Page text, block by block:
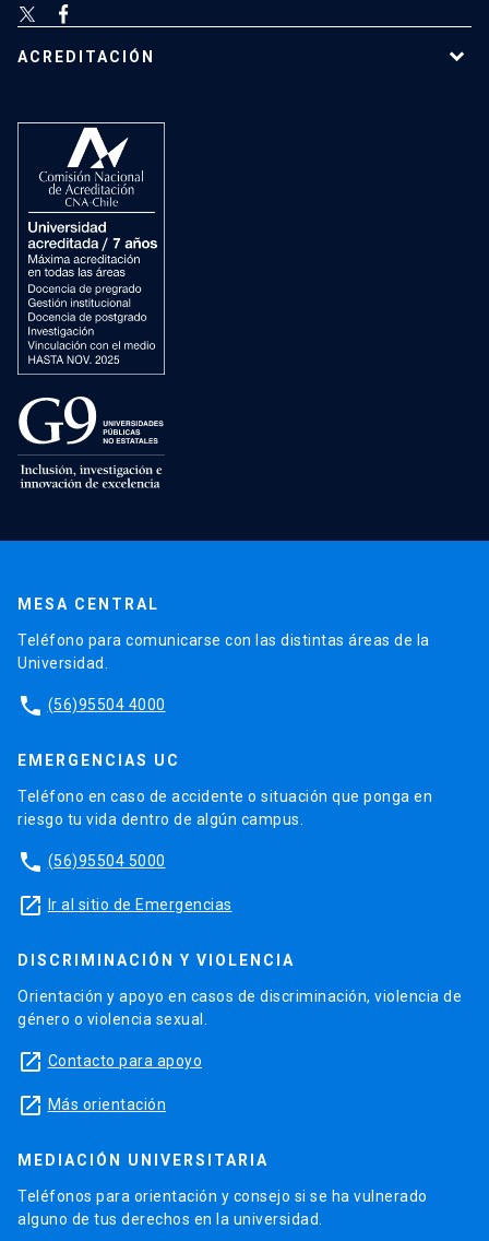
ACREDITACIÓN
MESA CENTRAL
Teléfono para comunicarse con las distintas áreas de la
Universidad.
phone (56)95504 4000
EMERGENCIAS UC
Teléfono en caso de accidente o situación que ponga en
riesgo tu vida dentro de algún campus.
phone (56)95504 5000
launch Ir al sitio de Emergencias
DISCRIMINACIÓN Y VIOLENCIA
Orientación y apoyo en casos de discriminación, violencia de
género o violencia sexual.
launch Contacto para apoyo
launch Más orientación
MEDIACIÓN UNIVERSITARIA
Teléfonos para orientación y consejo si se ha vulnerado
alguno de tus derechos en la universidad.